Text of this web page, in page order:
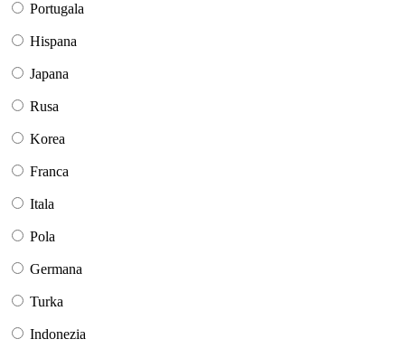
Portugala
Hispana
Japana
Rusa
Korea
Franca
Itala
Pola
Germana
Turka
Indonezia